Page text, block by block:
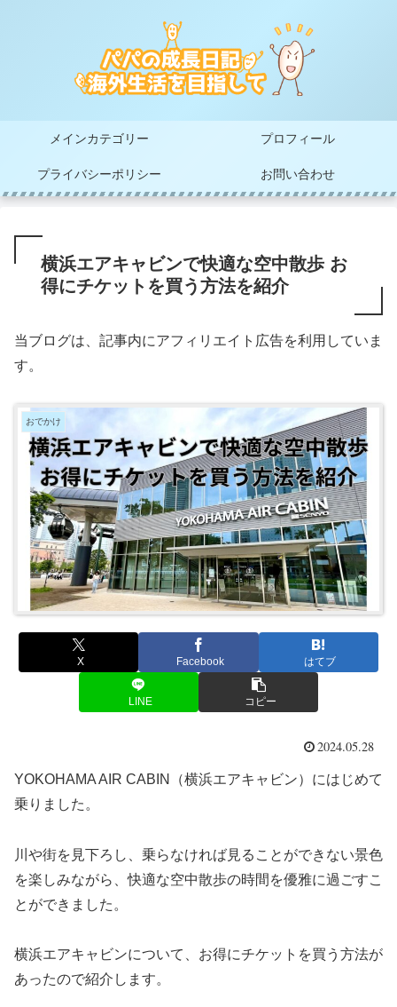
メインカテゴリー プロフィール
プライバシーポリシー お問い合わせ
横浜エアキャビンで快適な空中散歩 お
得にチケットを買う方法を紹介
当ブログは、記事内にアフィリエイト広告を利用していま
す。
おでかけ
X Facebook はてブ
LINE コピー
2024.05.28
YOKOHAMA AIR CABIN（横浜エアキャビン）にはじめて
乗りました。
川や街を見下ろし、乗らなければ見ることができない景色
を楽しみながら、快適な空中散歩の時間を優雅に過ごすこ
とができました。
横浜エアキャビンについて、お得にチケットを買う方法が
あったので紹介します。